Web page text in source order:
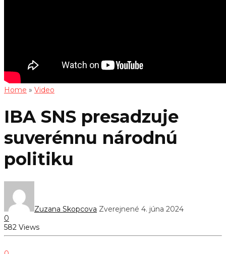
Home » Video
IBA SNS presadzuje
suverénnu národnú
politiku
Zuzana Skopcova Zverejnené 4. júna 2024
0
582 Views